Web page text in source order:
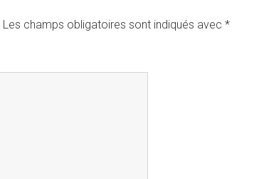
Les champs obligatoires sont indiqués avec *